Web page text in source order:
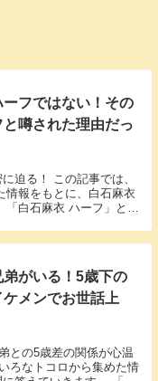
フではない！その
噂された理由だっ
迫る！ この記事では、
情報をもとに、白石麻衣
「白石麻衣 ハーフ」とい
がいる！5歳下の
メンでお世話上
との5歳差の関係が心温
ろなトコロから集めた情